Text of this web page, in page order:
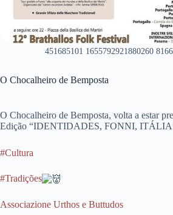
451685101 1655792921880260
O Chocalheiro de Bemposta
O Chocalheiro de Bemposta, volta a estar
Edição “IDENTIDADES, FONNI,
#Cultura
#Tradições
Associazione Urthos e Buttudos